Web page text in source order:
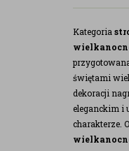
Kategoria
świętami
dekoracji
eleganckim i
charakterze.